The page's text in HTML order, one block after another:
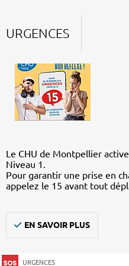
URGENCES
Le CHU de Montpellier
Niveau 1.
Pour garantir une prise en
appelez le 15 avant tout
EN SAVOIR PLUS
URGENCES